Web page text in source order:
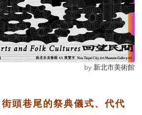
by 新北市美術館
頭巷尾的祭典儀式、代代